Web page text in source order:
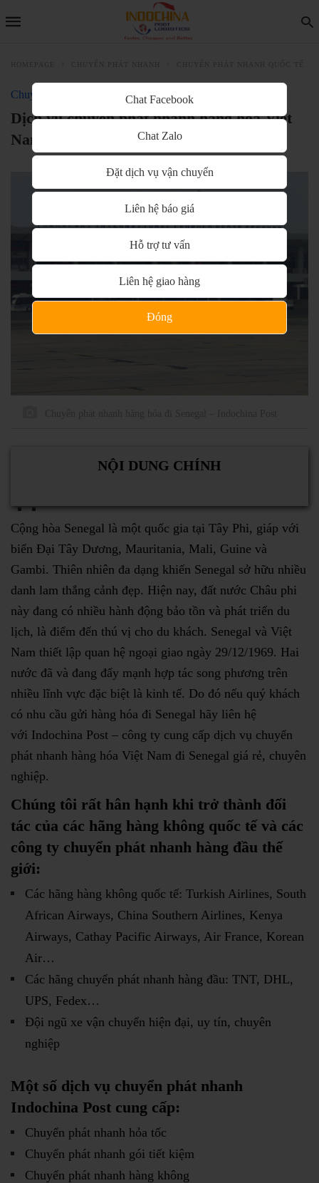
Chuyển phát nhanh quốc tế
Dịch vụ chuyển phát nhanh hàng hóa Việt
Nam đi Senegal an toàn, uy tín
NỘI DUNG CHÍNH
Cộng hòa Senegal là một quốc gia tại Tây Phi, giáp với
biển Đại Tây Dương, Mauritania, Mali, Guine và
Gambi. Thiên nhiên đa dạng khiến Senegal sở hữu nhiều
danh lam thắng cảnh đẹp. Hiện nay, đất nước Châu phi
này đang có nhiều hành động bảo tồn và phát triển du
lịch, là điểm đến thú vị cho du khách. Senegal và Việt
Nam thiết lập quan hệ ngoại giao ngày 29/12/1969. Hai
nước đã và đang đẩy mạnh hợp tác song phương trên
nhiều lĩnh vực đặc biệt là kinh tế. Do đó nếu quý khách
có nhu cầu gửi hàng hóa đi Senegal hãy liên hệ
với Indochina Post – công ty cung cấp dịch vụ chuyển
phát nhanh hàng hóa Việt Nam đi Senegal giá rẻ, chuyên
nghiệp.
Chúng tôi rất hân hạnh khi trở thành đối
tác của các hãng hàng không quốc tế và các
công ty chuyển phát nhanh hàng đầu thế
giới:
Các hãng hàng không quốc tế: Turkish Airlines, South
African Airways, China Southern Airlines, Kenya
Airways, Cathay Pacific Airways, Air France, Korean
Air…
Các hãng chuyển phát nhanh hàng đầu: TNT, DHL,
UPS, Fedex…
Đội ngũ xe vận chuyển hiện đại, uy tín, chuyên
nghiệp
Một số dịch vụ chuyển phát nhanh
Indochina Post cung cấp:
Chuyển phát nhanh hỏa tốc
Chuyển phát nhanh gói tiết kiệm
Chuyển phát nhanh hàng không
Chat Facebook
Chat Zalo
Đặt dịch vụ vận chuyển
Liên hệ báo giá
Hỗ trợ tư vấn
Liên hệ giao hàng
Đóng